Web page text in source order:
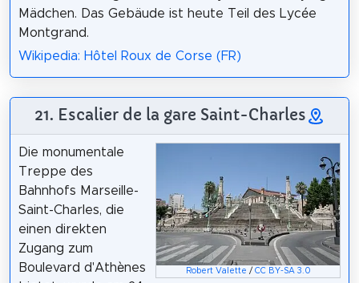
Mädchen. Das Gebäude ist heute Teil des Lycée
Montgrand.
Wikipedia: Hôtel Roux de Corse (FR)
21. Escalier de la gare Saint-Charles
Robert Valette / CC BY-SA 3.0
Die monumentale
Treppe des
Bahnhofs Marseille-
Saint-Charles, die
einen direkten
Zugang zum
Boulevard d'Athènes